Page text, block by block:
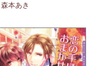
本あき